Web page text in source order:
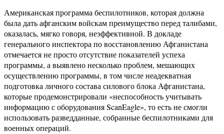
Американская программа беспилотников, которая должна
была дать афганским войскам преимущество перед талибами,
оказалась, мягко говоря, неэффективной. В докладе
генерального инспектора по восстановлению Афганистана
отмечается не просто отсутствие показателей успеха
программы, а выявлено несколько проблем, мешающих
осуществлению программы, в том числе неадекватная
подготовка личного состава силового блока Афганистана,
которые продемонстрировали «неспособность учитывать
информацию с оборудования ScanEagle», то есть не смогли
использовать разведданные, собранные беспилотниками для
военных операций.